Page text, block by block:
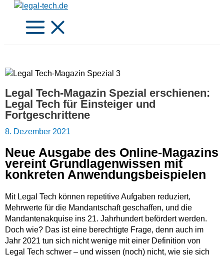
Zum
springen
Legal Tech-Magazin Spezial erschienen:
Legal Tech für Einsteiger und
Fortgeschrittene
8. Dezember 2021
Neue Ausgabe des Online-Magazins
vereint Grundlagenwissen mit
konkreten Anwendungsbeispielen
Mit Legal Tech können repetitive Aufgaben reduziert,
Mehrwerte für die Mandantschaft geschaffen, und die
Mandantenakquise ins 21. Jahrhundert befördert werden.
Doch wie? Das ist eine berechtigte Frage, denn auch im
Jahr 2021 tun sich nicht wenige mit einer Definition von
Legal Tech schwer – und wissen (noch) nicht, wie sie sich